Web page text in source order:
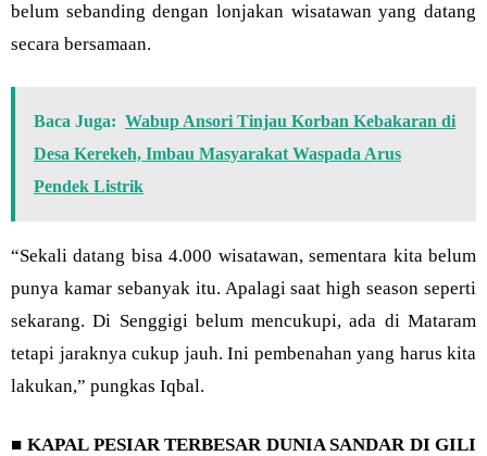
belum sebanding dengan lonjakan wisatawan yang datang
secara bersamaan.
Baca Juga: Wabup Ansori Tinjau Korban Kebakaran di
Desa Kerekeh, Imbau Masyarakat Waspada Arus
Pendek Listrik
“Sekali datang bisa 4.000 wisatawan, sementara kita belum
punya kamar sebanyak itu. Apalagi saat high season seperti
sekarang. Di Senggigi belum mencukupi, ada di Mataram
tetapi jaraknya cukup jauh. Ini pembenahan yang harus kita
lakukan,” pungkas Iqbal.
■ KAPAL PESIAR TERBESAR DUNIA SANDAR DI GILI